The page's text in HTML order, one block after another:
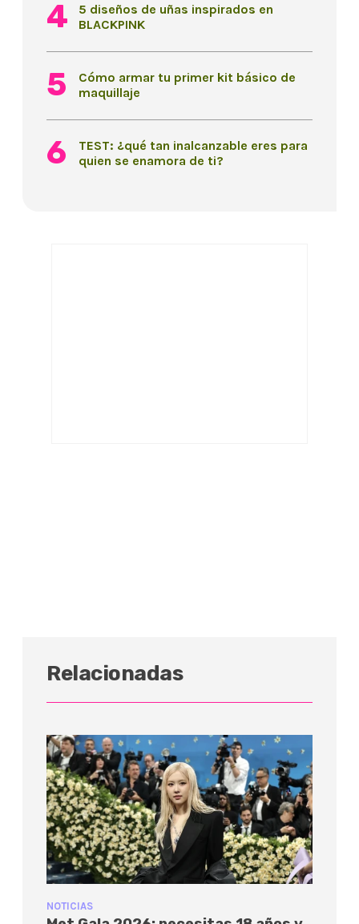
5 diseños de uñas inspirados en
BLACKPINK
Cómo armar tu primer kit básico de
maquillaje
TEST: ¿qué tan inalcanzable eres para
quien se enamora de ti?
Relacionadas
NOTICIAS